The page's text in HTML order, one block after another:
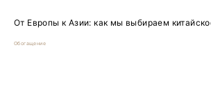
От Европы к Азии: как мы выбираем
Обогащение